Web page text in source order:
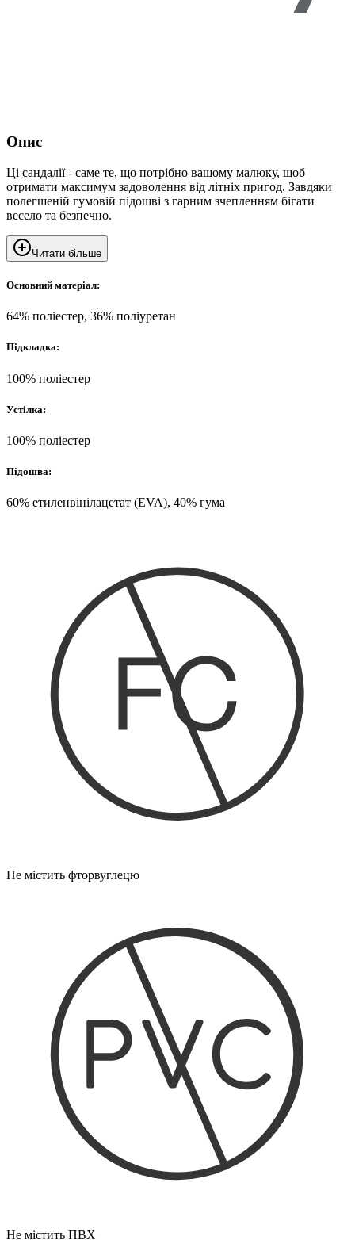
Опис
Ці сандалії - саме те, що потрібно вашому малюку, щоб
отримати максимум задоволення від літніх пригод. Завдяки
полегшеній гумовій підошві з гарним зчепленням бігати
весело та безпечно.
Читати більше
Основний матеріал:
64% поліестер, 36% поліуретан
Підкладка:
100% поліестер
Устілка:
100% поліестер
Підошва:
60% етиленвінілацетат (EVA), 40% гума
Не містить фторвуглецю
Не містить ПВХ